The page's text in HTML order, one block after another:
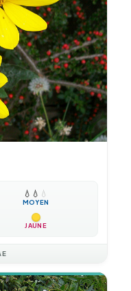
💧 💧 💧
MOYEN
JAUNE